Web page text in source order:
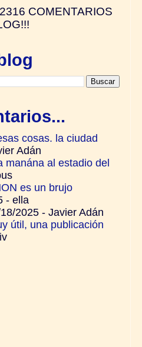
2316 COMENTARIOS
cosas. la ciudad
Adán
manána al estadio del
es un brujo
- ella
2025 - Javier Adán
útil, una publicación